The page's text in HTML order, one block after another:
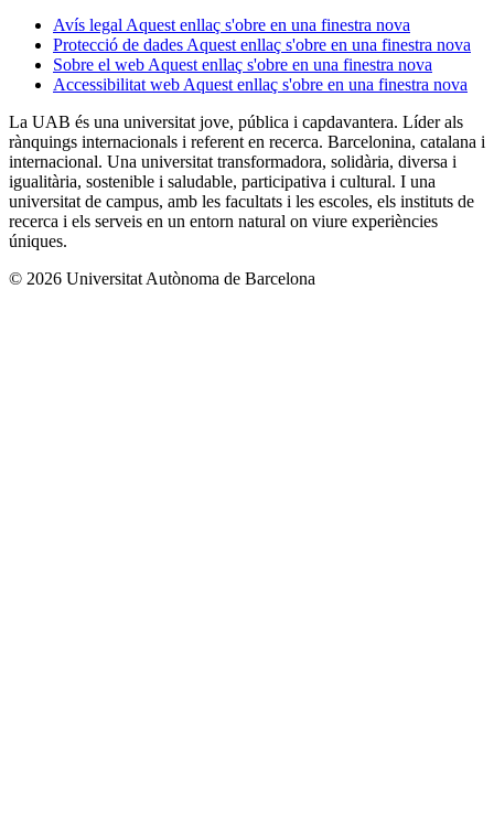
Avís legal Aquest enllaç s'obre en una finestra nova
Protecció de dades Aquest enllaç s'obre en una finestra nova
Sobre el web Aquest enllaç s'obre en una finestra nova
Accessibilitat web Aquest enllaç s'obre en una finestra nova
La UAB és una universitat jove, pública i capdavantera. Líder als
rànquings internacionals i referent en recerca. Barcelonina, catalana i
internacional. Una universitat transformadora, solidària, diversa i
igualitària, sostenible i saludable, participativa i cultural. I una
universitat de campus, amb les facultats i les escoles, els instituts de
recerca i els serveis en un entorn natural on viure experiències
úniques.
© 2026 Universitat Autònoma de Barcelona